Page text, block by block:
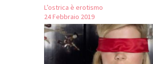
L’ostrica è erotismo
24 Febbraio 2019